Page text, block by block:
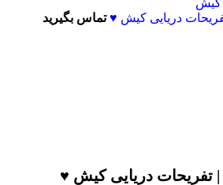
تماس بگیرید
دریایی کیش ♥